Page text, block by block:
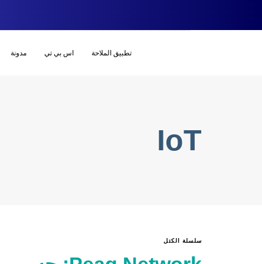
تطبيق الملاحة اس بي تي مدونة
IoT
سلسلة الكتل